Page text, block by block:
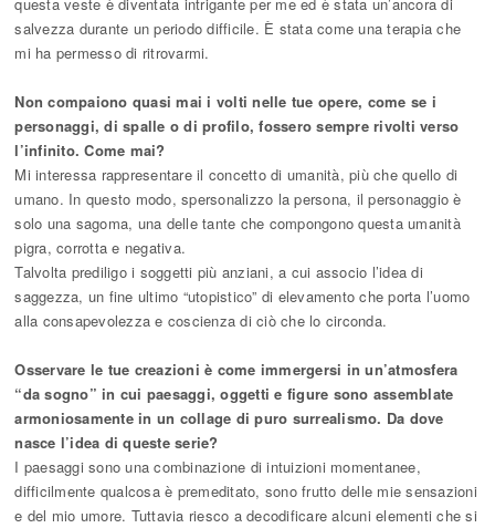
salvezza durante un periodo difficile. È stata come una terapia che
mi ha permesso di ritrovarmi.
Non compaiono quasi mai i volti nelle tue opere, come se i
personaggi, di spalle o di profilo, fossero sempre rivolti verso
l’infinito. Come mai?
Mi interessa rappresentare il concetto di umanità, più che quello di
umano. In questo modo, spersonalizzo la persona, il personaggio è
solo una sagoma, una delle tante che compongono questa umanità
pigra, corrotta e negativa.
Talvolta prediligo i soggetti più anziani, a cui associo l’idea di
saggezza, un fine ultimo “utopistico” di elevamento che porta l’uomo
alla consapevolezza e coscienza di ciò che lo circonda.
Osservare le tue creazioni è come immergersi in un’atmosfera
“da sogno” in cui paesaggi, oggetti e figure sono assemblate
armoniosamente in un collage di puro surrealismo. Da dove
nasce l’idea di queste serie?
I paesaggi sono una combinazione di intuizioni momentanee,
difficilmente qualcosa è premeditato, sono frutto delle mie sensazioni
e del mio umore. Tuttavia riesco a decodificare alcuni elementi che si